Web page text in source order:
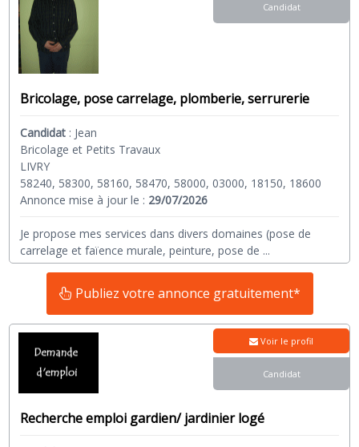
Bricolage, pose carrelage, plomberie, serrurerie
Candidat : Jean
Bricolage et Petits Travaux
LIVRY
58240, 58300, 58160, 58470, 58000, 03000, 18150, 18600
Annonce mise à jour le : 29/07/2026
Je propose mes services dans divers domaines (pose de
carrelage et faïence murale, peinture, pose de ...
Candidat
Publiez votre annonce gratuitement*
Recherche emploi gardien/ jardinier logé
Voir le profil
Candidat